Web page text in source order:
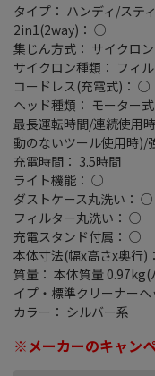
タイプ： ハンディ/ステ
2in1(2way)： ○
集じん方式： サイクロン
サイクロン種類： フィ
コードレス(充電式)： ○
ヘッド種類： モーター式
最長運転時間/連続使用
動のないツール使用時)/
充電時間： 3.5時間
ライト機能： ○
ダストケース丸洗い： ○
フィルター丸洗い： ○
充電スタンド付属： ○
本体寸法(幅x高さx奥行
質量： 本体質量
イプ・標準クリーナー
カラー： シルバー系
※メーカーのキャン